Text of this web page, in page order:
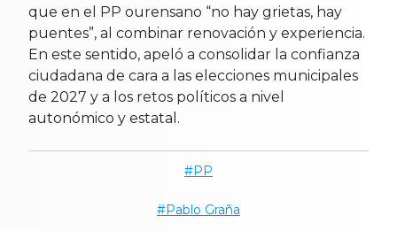
que en el PP ourensano “no hay grietas, hay
puentes”, al combinar renovación y experiencia.
En este sentido, apeló a consolidar la confianza
ciudadana de cara a las elecciones municipales
de 2027 y a los retos políticos a nivel
autonómico y estatal.
PP
Pablo Graña